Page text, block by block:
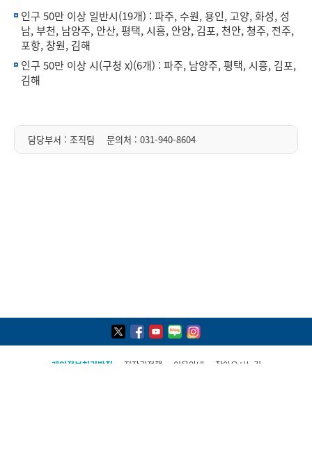
인구 50만 이상 일반시(19개) : 파주, 수원, 용인, 고양, 화성, 성
남, 부천, 남양주, 안산, 평택, 시흥, 안양, 김포, 천안, 청주, 전주,
포항, 창원, 김해
인구 50만 이상 시(구청 x)(6개) : 파주, 남양주, 평택, 시흥, 김포,
김해
담당부서 : 조직팀 문의처 : 031-940-8604
개인정보처리방침 저작권정책 이용안내
찾아오시는길